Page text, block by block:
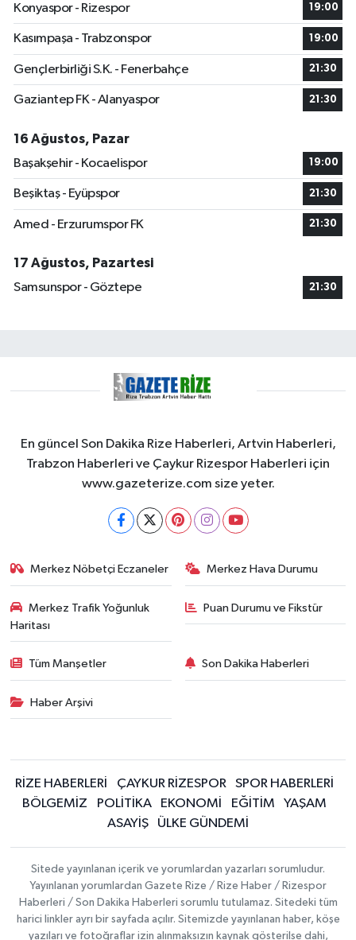
Konyaspor - Rizespor
19:00
Kasımpaşa - Trabzonspor 19:00
Gençlerbirliği S.K. - Fenerbahçe 21:30
Gaziantep FK - Alanyaspor 21:30
16 Ağustos, Pazar
Başakşehir - Kocaelispor
19:00
Beşiktaş - Eyüpspor 21:30
Amed - Erzurumspor FK 21:30
17 Ağustos, Pazartesi
Samsunspor - Göztepe
21:30
En güncel Son Dakika Rize Haberleri, Artvin Haberleri,
Trabzon Haberleri ve Çaykur Rizespor Haberleri için
www.gazeterize.com size yeter.
Merkez Nöbetçi Eczaneler Merkez Hava Durumu
Merkez Trafik Yoğunluk
Haritası
Puan Durumu ve Fikstür
Tüm Manşetler Son Dakika Haberleri
Haber Arşivi
RİZE HABERLERİ ÇAYKUR RİZESPOR
SPOR HABERLERİ
BÖLGEMİZ
POLİTİKA EKONOMİ EĞİTİM
YAŞAM
ASAYİŞ
ÜLKE GÜNDEMİ
Sitede yayınlanan içerik ve yorumlardan yazarları sorumludur.
Yayınlanan yorumlardan Gazete Rize / Rize Haber / Rizespor
Haberleri / Son Dakika Haberleri sorumlu tutulamaz. Sitedeki tüm
harici linkler ayrı bir sayfada açılır. Sitemizde yayınlanan haber, köşe
yazıları ve fotoğraflar izin alınmaksızın kaynak gösterilse dahi,